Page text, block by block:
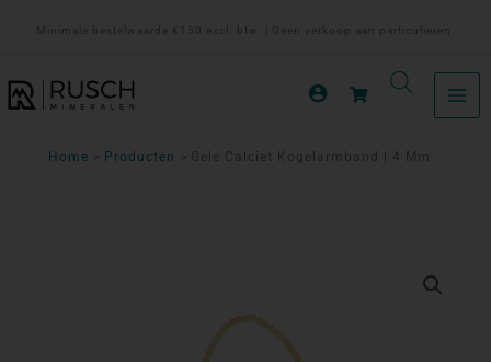
inhoud
Minimale bestelwaarde €150 excl. btw. | Geen verkoop aan particulieren.
Home Producten Gele Calciet Kogelarmband | 4 Mm